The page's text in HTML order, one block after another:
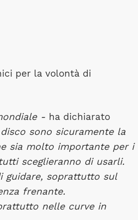
per la volontà di
- ha dichiarato
sono sicuramente la
sia molto importante per i
sceglieranno di usarli.
guidare, soprattutto sul
frenante.
nelle curve in